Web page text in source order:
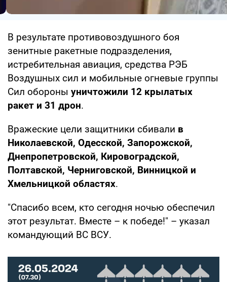
В результате противовоздушного боя
зенитные ракетные подразделения,
истребительная авиация, средства РЭБ
Воздушных сил и мобильные огневые группы
Сил обороны уничтожили 12 крылатых
ракет и 31 дрон.
Вражеские цели защитники сбивали в
Николаевской, Одесской, Запорожской,
Днепропетровской, Кировоградской,
Полтавской, Черниговской, Винницкой и
Хмельницкой областях.
"Спасибо всем, кто сегодня ночью обеспечил
этот результат. Вместе – к победе!" – указал
командующий ВС ВСУ.